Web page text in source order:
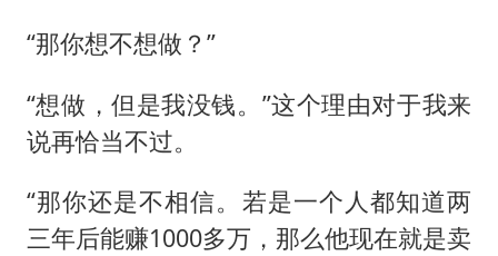
“那你想不想做？”
“想做，但是我没钱。”这个理由对于我来
说再恰当不过。
“那你还是不相信。若是一个人都知道两
三年后能赚1000多万，那么他现在就是卖